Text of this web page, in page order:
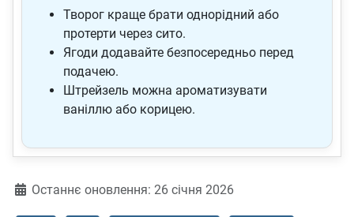
Творог краще брати однорідний або
протерти через сито.
Ягоди додавайте безпосередньо перед
подачею.
Штрейзель можна ароматизувати
ваніллю або корицею.
ДеталіОстаннє оновлення: 26 січня 2026